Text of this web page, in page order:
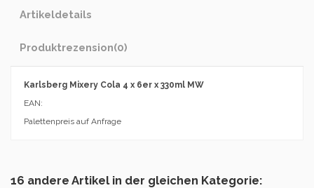
Artikeldetails
Produktrezension(0)
Karlsberg Mixery Cola 4 x 6er x 330ml MW
EAN:
Palettenpreis auf Anfrage
16 andere Artikel in der gleichen Kategorie: